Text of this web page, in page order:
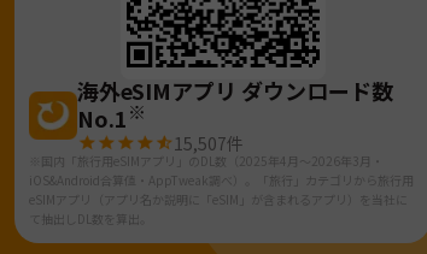
海外eSIMアプリ ダウンロード数
No.1※
15,507件
※国内「旅行用eSIMアプリ」のDL数（2025年4月～2026年3月・
iOS&Android合算値・AppTweak調べ）。「旅行」カテゴリから旅行用
eSIMアプリ（アプリ名か説明に「eSIM」が含まれるアプリ）を当社に
て抽出しDL数を算出。